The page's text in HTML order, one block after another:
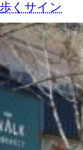
くサイン